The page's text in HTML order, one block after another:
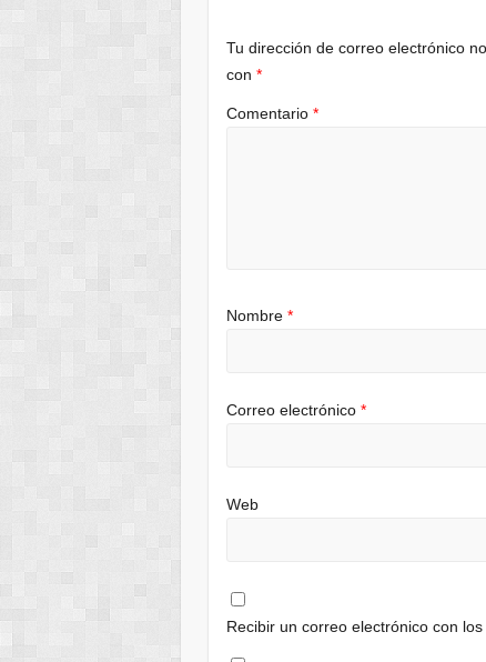
Tu dirección de correo electrónico
con*
Comentario*
Nombre*
Correo electrónico*
Web
Recibir un correo electrónico con